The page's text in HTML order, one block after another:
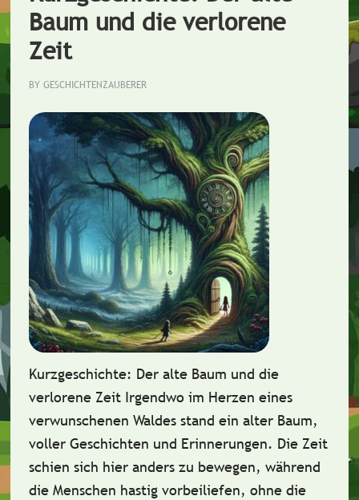
Baum und die verlorene
Zeit
BY GESCHICHTENZAUBERER
Kurzgeschichte: Der alte Baum und die
verlorene Zeit Irgendwo im Herzen eines
verwunschenen Waldes stand ein alter Baum,
voller Geschichten und Erinnerungen. Die Zeit
schien sich hier anders zu bewegen, während
die Menschen hastig vorbeiliefen, ohne die